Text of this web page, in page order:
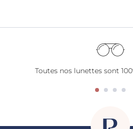
Toutes nos lunettes sont